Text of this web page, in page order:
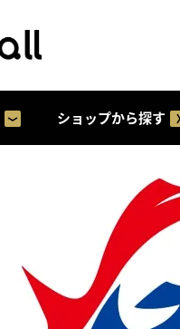
ショップから探す